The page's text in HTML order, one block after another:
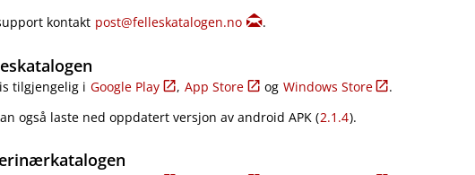
kontakt post@felleskatalogen.no .
tilgjengelig i Google Play , App Store og Windows Store
.
også laste ned oppdatert versjon av android APK (2.1.4).